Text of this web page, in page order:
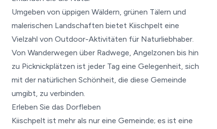
Umgeben von üppigen Wäldern, grünen Tälern und
malerischen Landschaften bietet Kiischpelt eine
Vielzahl von Outdoor-Aktivitäten für Naturliebhaber.
Von Wanderwegen über Radwege, Angelzonen bis hin
zu Picknickplätzen ist jeder Tag eine Gelegenheit, sich
mit der natürlichen Schönheit, die diese Gemeinde
umgibt, zu verbinden.
Erleben Sie das Dorfleben
Kiischpelt ist mehr als nur eine Gemeinde; es ist eine